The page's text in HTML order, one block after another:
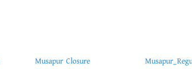
Musapur Closure